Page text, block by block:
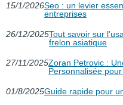
15/1/2026Seo : un levier
entreprises
26/12/2025Tout savoir sur
frelon asiatique
27/11/2025Zoran Petrovic :
Personnalisée
01/8/2025Guide rapide pour